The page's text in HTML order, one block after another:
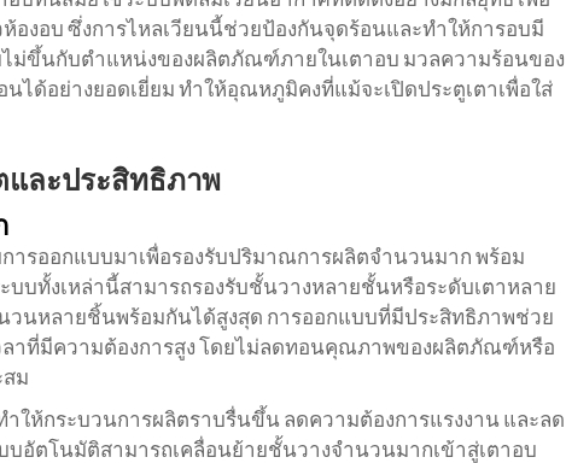
องอบ ซึ่งการไหลเวียนนี้ช่วยป้องกันจุดร้อนและทำให้การอบมี
ม่ขึ้นกับตำแหน่งของผลิตภัณฑ์ภายในเตาอบ มวลความร้อนของ
ได้อย่างยอดเยี่ยม ทำให้อุณหภูมิคงที่แม้จะเปิดประตูเตาเพื่อใส่
และประสิทธิภาพ
รออกแบบมาเพื่อรองรับปริมาณการผลิตจำนวนมาก พร้อม
บทั้งเหล่านี้สามารถรองรับชั้นวางหลายชั้นหรือระดับเตาหลาย
นหลายชิ้นพร้อมกันได้สูงสุด การออกแบบที่มีประสิทธิภาพช่วย
ลาที่มีความต้องการสูง โดยไม่ลดทอนคุณภาพของผลิตภัณฑ์หรือ
สม
ให้กระบวนการผลิตราบรื่นขึ้น ลดความต้องการแรงงาน และลด
บอัตโนมัติสามารถเคลื่อนย้ายชั้นวางจำนวนมากเข้าสู่เตาอบ